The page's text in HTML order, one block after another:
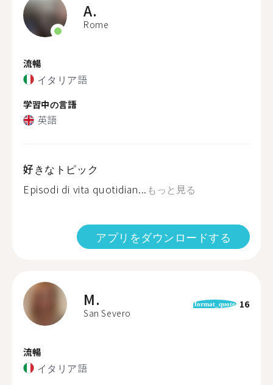
A.
Rome
流暢
イタリア語
学習中の言語
英語
好きなトピック
Episodi di vita quotidian... もっと見る
アプリをダウンロードする
M.
San Severo
format_quote 16
流暢
イタリア語